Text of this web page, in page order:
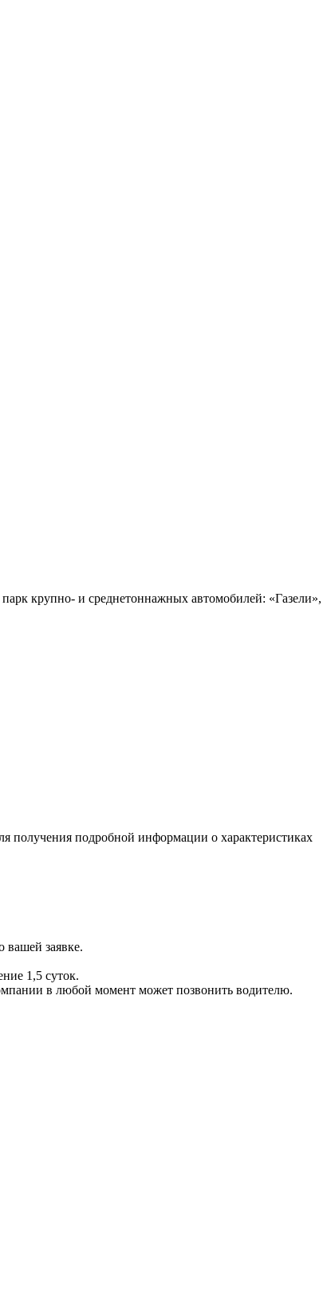
крупно- и среднетоннажных автомобилей: «Газели»,
получения подробной информации о характеристиках
вашей заявке.
1,5 суток.
в любой момент может позвонить водителю.